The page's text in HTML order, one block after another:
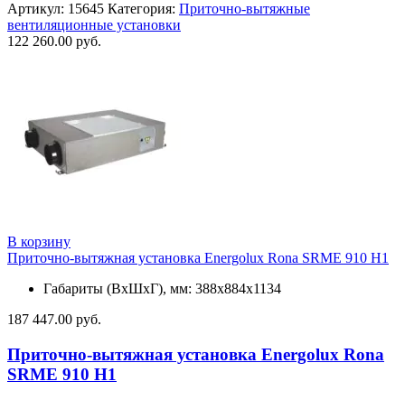
Артикул: 15645 Категория: Приточно-вытяжные
вентиляционные установки
122 260.00 руб.
В корзину
Приточно-вытяжная установка Energolux Rona SRME 910 H1
Габариты (ВхШхГ), мм: 388x884х1134
187 447.00 руб.
Приточно-вытяжная установка Energolux Rona
SRME 910 H1